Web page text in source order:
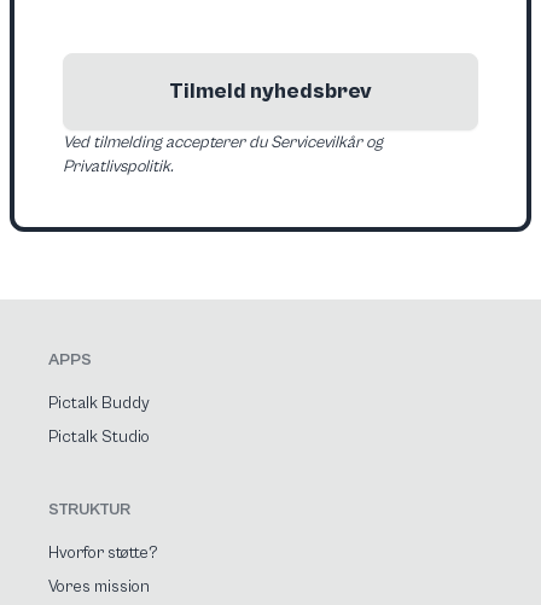
Tilmeld nyhedsbrev
Ved tilmelding accepterer du Servicevilkår og
Privatlivspolitik.
APPS
Pictalk Buddy
Pictalk Studio
STRUKTUR
Hvorfor støtte?
Vores mission